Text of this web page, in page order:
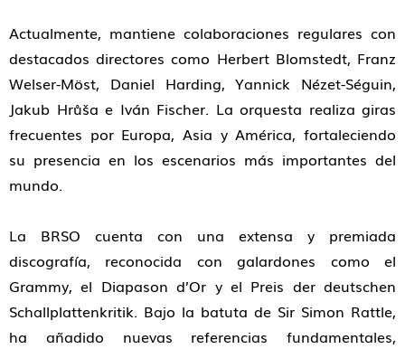
Actualmente, mantiene colaboraciones regulares con
destacados directores como Herbert Blomstedt, Franz
Welser-Möst, Daniel Harding, Yannick Nézet-Séguin,
Jakub Hrůša e Iván Fischer. La orquesta realiza giras
frecuentes por Europa, Asia y América, fortaleciendo
su presencia en los escenarios más importantes del
mundo.
La BRSO cuenta con una extensa y premiada
discografía, reconocida con galardones como el
Grammy, el Diapason d’Or y el Preis der deutschen
Schallplattenkritik. Bajo la batuta de Sir Simon Rattle,
ha añadido nuevas referencias fundamentales,